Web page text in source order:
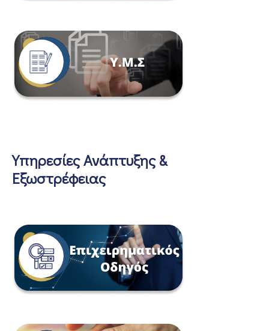
Υπηρεσίες Ανάπτυξης &
Εξωστρέφειας